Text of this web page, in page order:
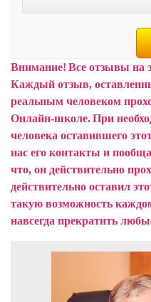
Внимание! Все отзывы на
Каждый отзыв,
реальным человеком
Онлайн-школе.При
человека оставившего
нас его контакты и
что, он действительно
действительно оставил
такую возможность
навсегда прекратить